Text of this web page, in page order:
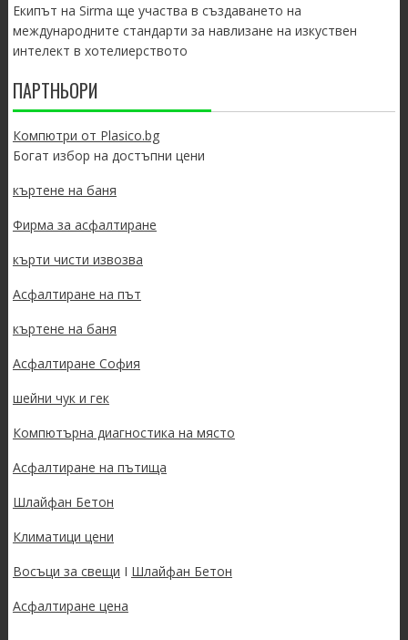
Екипът на Sirma ще участва в създаването на
международните стандарти за навлизане на изкуствен
интелект в хотелиерството
ПАРТНЬОРИ
Компютри от Plasico.bg
Богат избор на достъпни цени
къртене на баня
Фирма за асфалтиране
кърти чисти извозва
Асфалтиране на път
къртене на баня
Асфалтиране София
шейни чук и гек
Компютърна диагностика на място
Асфалтиране на пътища
Шлайфан Бетон
Климатици цени
Восъци за свещи I Шлайфан Бетон
Асфалтиране цена